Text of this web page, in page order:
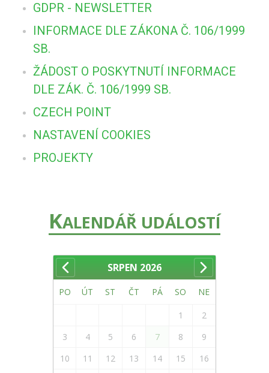
GDPR - NEWSLETTER
INFORMACE DLE ZÁKONA Č. 106/1999
SB.
ŽÁDOST O POSKYTNUTÍ INFORMACE
DLE ZÁK. Č. 106/1999 SB.
CZECH POINT
NASTAVENÍ COOKIES
PROJEKTY
KALENDÁŘ UDÁLOSTÍ
SRPEN 2026
PO ÚT ST ČT PÁ SO NE
1
2
3
4 5 6 7 8
9
10
11 12 13 14 15
16